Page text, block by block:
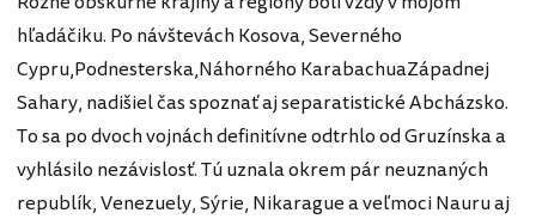
hľadáčiku. Po návštevách Kosova, Severného
Cypru,Podnesterska,Náhorného KarabachuaZápadnej
Sahary, nadišiel čas spoznať aj separatistické Abcházsko.
To sa po dvoch vojnách definitívne odtrhlo od Gruzínska a
vyhlásilo nezávislosť. Tú uznala okrem pár neuznaných
republík, Venezuely, Sýrie, Nikarague a veľmoci Nauru aj